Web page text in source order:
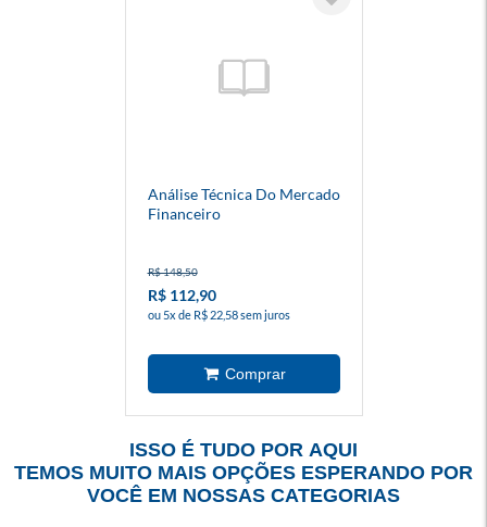
Análise Técnica Do Mercado
Financeiro
R$ 148,50
R$ 112,90
ou 5x de R$ 22,58 sem juros
ISSO É TUDO POR AQUI
TEMOS MUITO MAIS OPÇÕES ESPERANDO POR
VOCÊ EM NOSSAS CATEGORIAS